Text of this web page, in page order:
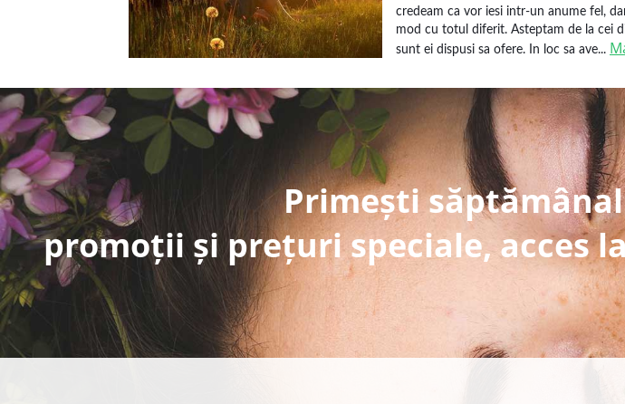
credeam ca vor iesi intr-un anume fel,
mod cu totul diferit. Asteptam de la cei
sunt ei dispusi sa ofere. In loc sa ave...
Primești
promoții și prețuri speciale, acces